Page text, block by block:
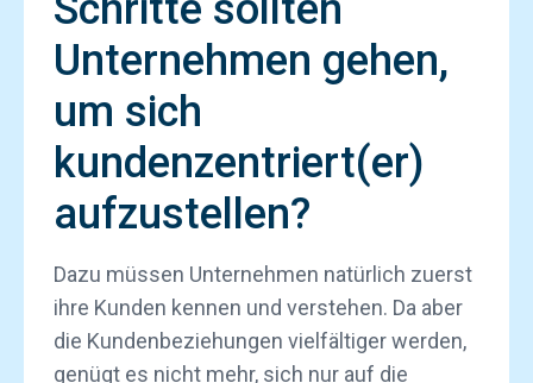
Unternehmen gehen,
um sich
kundenzentriert(er)
aufzustellen?
Dazu müssen Unternehmen natürlich zuerst
ihre Kunden kennen und verstehen. Da aber
die Kundenbeziehungen vielfältiger werden,
genügt es nicht mehr, sich nur auf die